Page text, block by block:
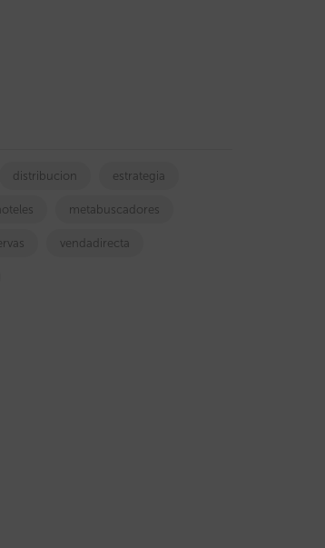
distribucion estrategia
metabuscadores
vendadirecta